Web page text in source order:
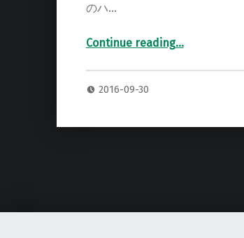
のハ…
Continue reading
“エフェクターボード 追加加工メンテナンス修理致します。”
…
2016-09-30